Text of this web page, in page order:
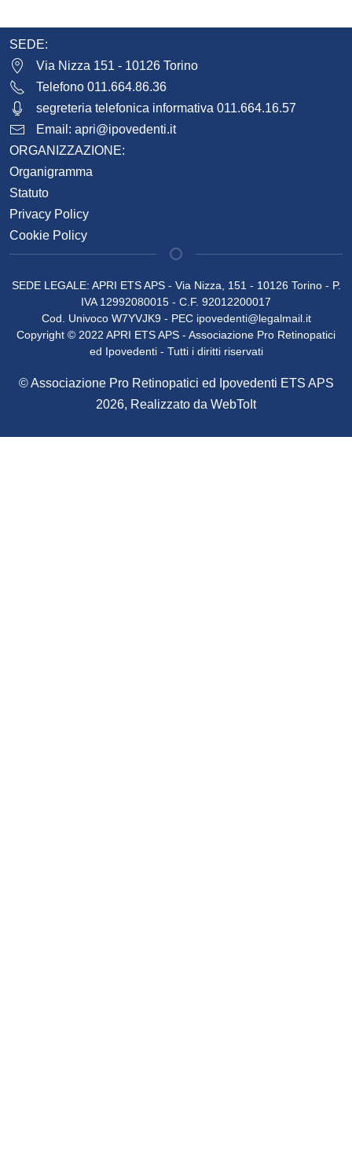
SEDE:
Via Nizza 151 - 10126 Torino
Telefono 011.664.86.36
segreteria telefonica informativa 011.664.16.57
Email: apri@ipovedenti.it
ORGANIZZAZIONE:
Organigramma
Statuto
Privacy Policy
Cookie Policy
SEDE LEGALE: APRI ETS APS - Via Nizza, 151 - 10126 Torino - P.
IVA 12992080015 - C.F. 92012200017
Cod. Univoco W7YVJK9 - PEC ipovedenti@legalmail.it
Copyright © 2022 APRI ETS APS - Associazione Pro Retinopatici
ed Ipovedenti - Tutti i diritti riservati
© Associazione Pro Retinopatici ed Ipovedenti ETS APS
2026, Realizzato da WebToIt